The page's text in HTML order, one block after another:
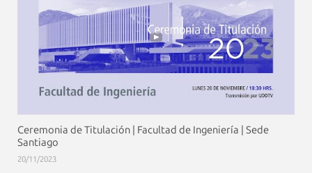
Ceremonia de Titulación | Facultad de Ingeniería | Sede
Santiago
20/11/2023